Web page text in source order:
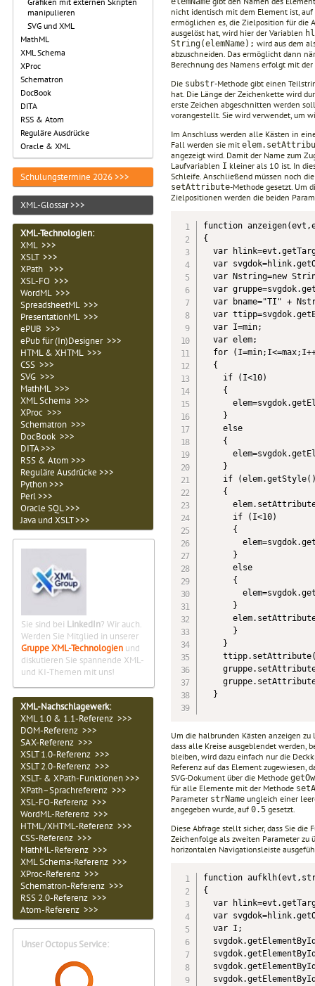
manipulieren
SVG und XML
MathML
XML Schema
XProc
Schematron
DocBook
DITA
RSS & Atom
Reguläre Ausdrücke
Oracle & XML
Schulungstermine 2026 >>>
XML-Glossar >>>
XML-Technologien:
XML >>>
XSLT >>>
XPath >>>
XSL-FO >>>
WordML >>>
SpreadsheetML >>>
PresentationML >>>
ePUB >>>
ePub für (In)Designer >>>
HTML & XHTML >>>
CSS >>>
SVG >>>
MathML >>>
XML Schema >>>
XProc >>>
Schematron >>>
DocBook >>>
DITA >>>
RSS & Atom >>>
Reguläre Ausdrücke >>>
Python >>>
Perl >>>
Oracle SQL >>>
Java und XSLT >>>
Sie sind bei LinkedIn? Wir auch.
Werden Sie Mitglied in unserer
Gruppe XML-Technologien und
diskutieren Sie spannende XML-
und KI-Themen mit uns!
XML-Nachschlagewerk:
XML 1.0 & 1.1-Referenz >>>
DOM-Referenz >>>
SAX-Referenz >>>
XSLT 1.0-Referenz >>>
XSLT 2.0-Referenz >>>
XSLT- & XPath-Funktionen >>>
XPath–Sprachreferenz >>>
XSL-FO-Referenz >>>
WordML-Referenz >>>
HTML/XHTML-Referenz >>>
CSS-Referenz >>>
MathML-Referenz >>>
XML Schema-Referenz >>>
XProc-Referenz >>>
Schematron-Referenz >>>
RSS 2.0-Referenz >>>
Atom-Referenz >>>
Unser Octopus Service:
nicht identisch mit dem Element ist,
ermöglichen es, die Zielposition für die
ausgelöst hat, wird hier der Variablen
String(elemName); wird aus dem
abzuschneiden. Das ermöglicht dann
Berechnung des Namens erfolgt mit
Die substr-Methode gibt einen
hat. Die Länge der Zeichenkette wird
erste Zeichen abgeschnitten werden
vorangestellt. Sie wird verwendet, um
Im Anschluss werden alle Kästen in
Fall werden sie mit
angezeigt wird. Damit der Name zum
Laufvariablen I kleiner als 10 ist. In
Schleife. Anschließend müssen noch
setAttribute-Methode gesetzt. Um
Zielpositionen werden die beiden
function
{
var
var
var Nstring=new
var
var bname="TI" +
var
  var I=min;
  var elem;
for
  {
    if (I<10)
    {
    }
    else
    {
    }
if
    {
      if (I<10)
      {
      }
      else
      {
      }
      }
    }
  }
Um die halbrunden Kästen anzeigen
dass alle Kreise ausgeblendet werden,
bleiben, wird dazu einfach nur die
Referenz auf das Element zugewiesen,
SVG-Dokument über die Methode
für alle Elemente mit der Methode
Parameter strName ungleich einer
angegeben wurde, auf 0.5 gesetzt.
Diese Abfrage stellt sicher, dass Sie
Zeichenfolge als zweiten Parameter zu
horizontalen Navigationsleiste
function
{
var
var
  var I;